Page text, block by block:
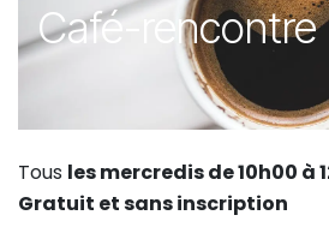
Café-
Tous les mercredis de 10h00 à
Gratuit et sans inscription